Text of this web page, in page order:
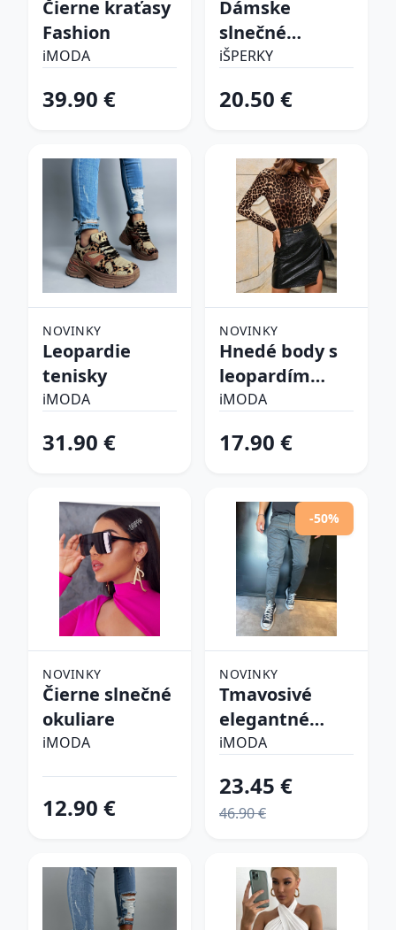
Čierne kraťasy
Fashion
iMODA
39.90 €
Dámske
slnečné
okuliare
iŠPERKY
20.50 €
NOVINKY
Leopardie
tenisky
iMODA
31.90 €
NOVINKY
Hnedé body s
leopardím
vzorom
iMODA
17.90 €
NOVINKY
Čierne slnečné
okuliare
iMODA
12.90 €
-50%
NOVINKY
Tmavosivé
elegantné
nohavice
iMODA
23.45 €
46.90 €